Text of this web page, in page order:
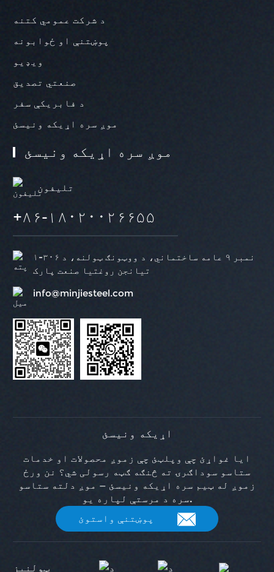
د شرکت عمومي کتنه
پوښتنې او ځوابونه
ویډیو
صنعتي تصدیق
د فابریکې سفر
موږ سره اړیکه ونیسئ
موږ سره اړیکه ونیسئ
تلیفون
+۸۶-۱۸۰۲۰۰۲۶۶۵۵
۱-۳۰۶ نمبر ۹ عامه ساختماني، د ووټونګ ټولنه، د
تیانجن روغتیا صنعت پارک
info@minjiesteel.com
اړیکه ونیسئ
ایا غواړئ چې وپلټئ چې زموږ محصولات او خدمات
ستاسو سوداګرۍ ته څنګه ګټه رسولی شي؟ نن ورځ
زموږ له ټیم سره اړیکه ونیسئ — موږ دلته ستاسو
سره د مرستې لپاره یو.
پوښتنې واستوئ
ټولنیز